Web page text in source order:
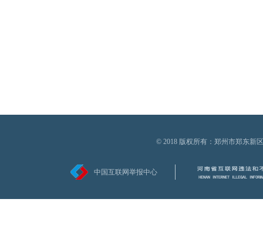
© 2018 版权所有：郑州市郑东新
中国互联网举报中心